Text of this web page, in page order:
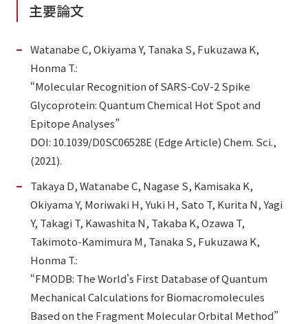
主要論文
Watanabe C, Okiyama Y, Tanaka S, Fukuzawa K,
Honma T.:
“Molecular Recognition of SARS-CoV-2 Spike
Glycoprotein: Quantum Chemical Hot Spot and
Epitope Analyses”
DOI: 10.1039/D0SC06528E (Edge Article) Chem. Sci.,
(2021).
Takaya D, Watanabe C, Nagase S, Kamisaka K,
Okiyama Y, Moriwaki H, Yuki H, Sato T, Kurita N, Yagi
Y, Takagi T, Kawashita N, Takaba K, Ozawa T,
Takimoto-Kamimura M, Tanaka S, Fukuzawa K,
Honma T.:
“FMODB: The World's First Database of Quantum
Mechanical Calculations for Biomacromolecules
Based on the Fragment Molecular Orbital Method”